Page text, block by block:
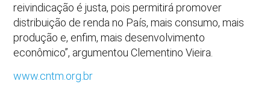
reivindicação é justa, pois permitirá promover
distribuição de renda no País, mais consumo, mais
produção e, enfim, mais desenvolvimento
econômico”, argumentou Clementino Vieira.
www.cntm.org.br